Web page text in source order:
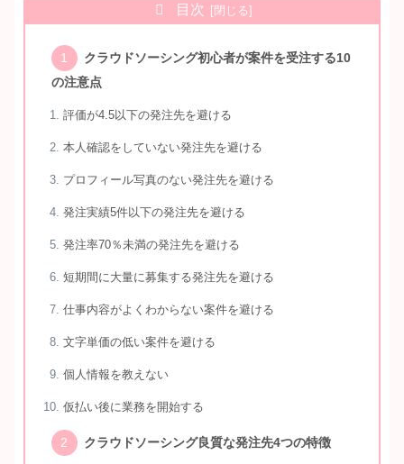
目次
クラウドソーシング初心者が案件を受注する10
の注意点
評価が4.5以下の発注先を避ける
本人確認をしていない発注先を避ける
プロフィール写真のない発注先を避ける
発注実績5件以下の発注先を避ける
発注率70％未満の発注先を避ける
短期間に大量に募集する発注先を避ける
仕事内容がよくわからない案件を避ける
文字単価の低い案件を避ける
個人情報を教えない
仮払い後に業務を開始する
クラウドソーシング良質な発注先4つの特徴